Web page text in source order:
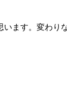
ます。変わり